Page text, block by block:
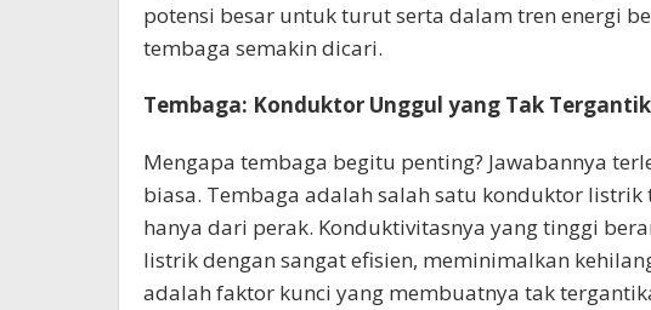
potensi besar untuk turut serta dalam tren energi
tembaga semakin dicari.
Tembaga: Konduktor Unggul yang Tak
Mengapa tembaga begitu penting? Jawabannya
biasa. Tembaga adalah salah satu konduktor
hanya dari perak. Konduktivitasnya yang tinggi
listrik dengan sangat efisien, meminimalkan
adalah faktor kunci yang membuatnya tak